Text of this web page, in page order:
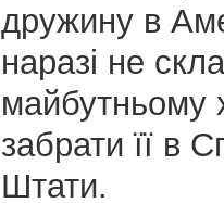
дружину в
наразі не
майбутньому
забрати її в
Штати.